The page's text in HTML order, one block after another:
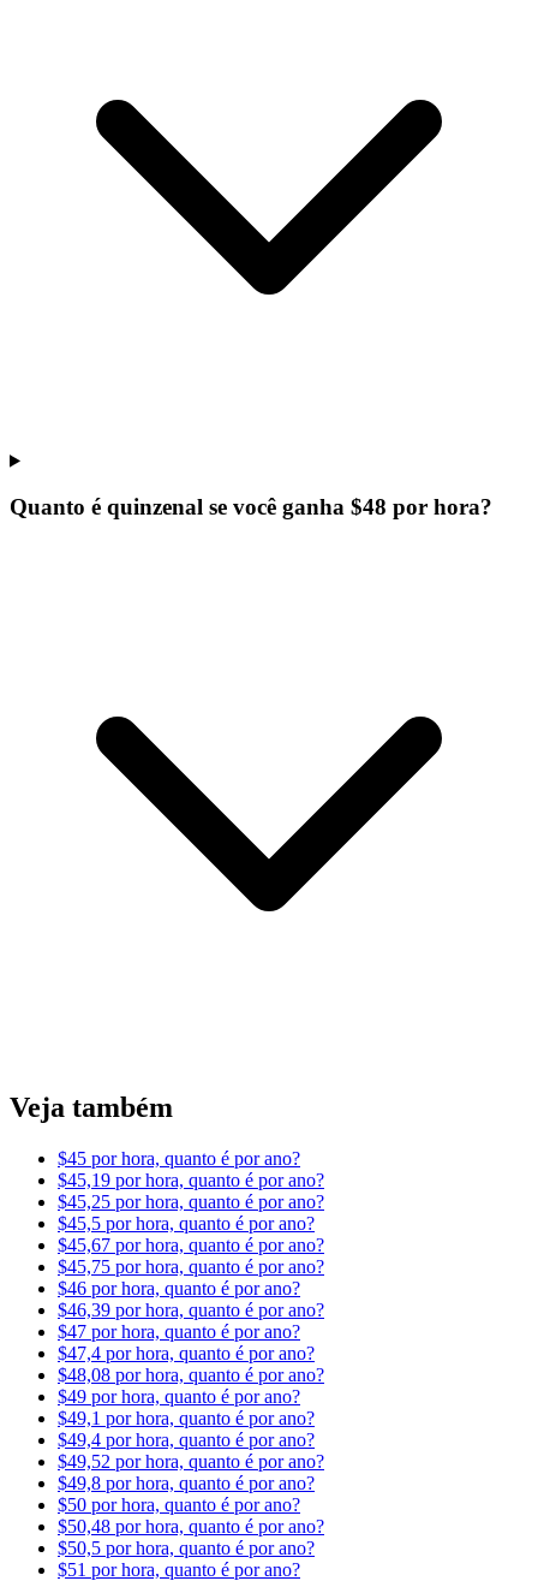
Quanto é quinzenal se você ganha $48 por hora?
Veja também
$45 por hora, quanto é por ano?
$45,19 por hora, quanto é por ano?
$45,25 por hora, quanto é por ano?
$45,5 por hora, quanto é por ano?
$45,67 por hora, quanto é por ano?
$45,75 por hora, quanto é por ano?
$46 por hora, quanto é por ano?
$46,39 por hora, quanto é por ano?
$47 por hora, quanto é por ano?
$47,4 por hora, quanto é por ano?
$48,08 por hora, quanto é por ano?
$49 por hora, quanto é por ano?
$49,1 por hora, quanto é por ano?
$49,4 por hora, quanto é por ano?
$49,52 por hora, quanto é por ano?
$49,8 por hora, quanto é por ano?
$50 por hora, quanto é por ano?
$50,48 por hora, quanto é por ano?
$50,5 por hora, quanto é por ano?
$51 por hora, quanto é por ano?